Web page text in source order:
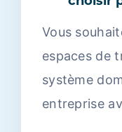
Vous
espaces de
système
entreprise